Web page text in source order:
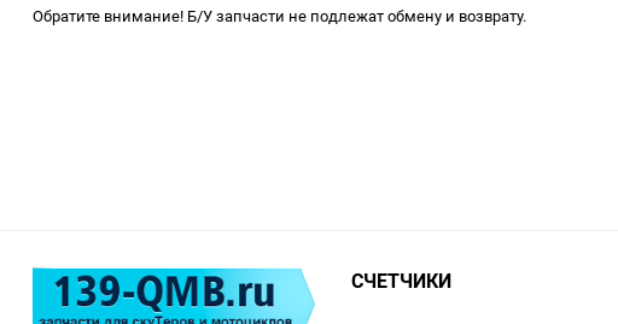
Обратите внимание! Б/У запчасти не подлежат обмену и возврату.
СЧЕТЧИКИ